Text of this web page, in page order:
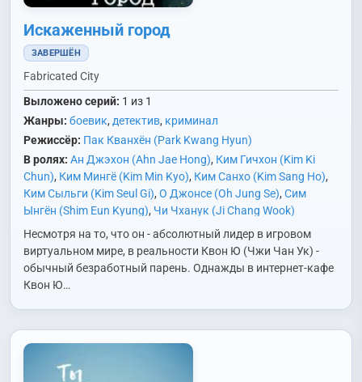
Искаженный город
ЗАВЕРШЁН
Fabricated City
Выложено серий: 1 из 1
Жанры: боевик, детектив, криминал
Режиссёр: Пак Кванхён (Park Kwang Hyun)
В ролях: Ан Джэхон (Ahn Jae Hong), Ким Гичхон (Kim Ki
Chun), Ким Мингё (Kim Min Kyo), Ким Санхо (Kim Sang Ho),
Ким Сыльги (Kim Seul Gi), О Джонсе (Oh Jung Se), Сим
Ынгён (Shim Eun Kyung), Чи Чханук (Ji Chang Wook)
Несмотря на то, что он - абсолютный лидер в игровом
виртуальном мире, в реальности Квон Ю (Чжи Чан Ук) -
обычный безработный парень. Однажды в интернет-кафе
Квон Ю…